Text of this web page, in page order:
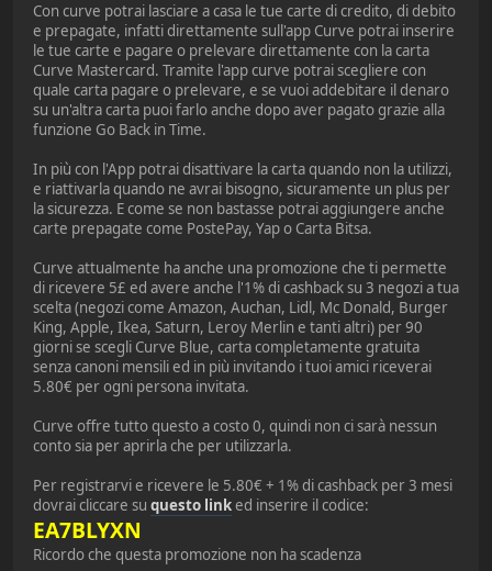
Con curve potrai lasciare a casa le tue carte di credito, di debito
e prepagate, infatti direttamente sull'app Curve potrai inserire
le tue carte e pagare o prelevare direttamente con la carta
Curve Mastercard. Tramite l'app curve potrai scegliere con
quale carta pagare o prelevare, e se vuoi addebitare il denaro
su un'altra carta puoi farlo anche dopo aver pagato grazie alla
funzione Go Back in Time.
In più con l'App potrai disattivare la carta quando non la utilizzi,
e riattivarla quando ne avrai bisogno, sicuramente un plus per
la sicurezza. E come se non bastasse potrai aggiungere anche
carte prepagate come PostePay, Yap o Carta Bitsa.
Curve attualmente ha anche una promozione che ti permette
di ricevere 5£ ed avere anche l'1% di cashback su 3 negozi a tua
scelta (negozi come Amazon, Auchan, Lidl, Mc Donald, Burger
King, Apple, Ikea, Saturn, Leroy Merlin e tanti altri) per 90
giorni se scegli Curve Blue, carta completamente gratuita
senza canoni mensili ed in più invitando i tuoi amici riceverai
5.80€ per ogni persona invitata.
Curve offre tutto questo a costo 0, quindi non ci sarà nessun
conto sia per aprirla che per utilizzarla.
Per registrarvi e ricevere le 5.80€ + 1% di cashback per 3 mesi
dovrai cliccare su questo linked inserire il codice:
EA7BLYXN
Ricordo che questa promozione non ha scadenza